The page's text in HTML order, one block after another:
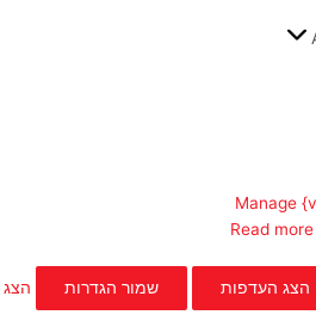
Manage
Read
הצג העדפות שמור הגדרות
הצג